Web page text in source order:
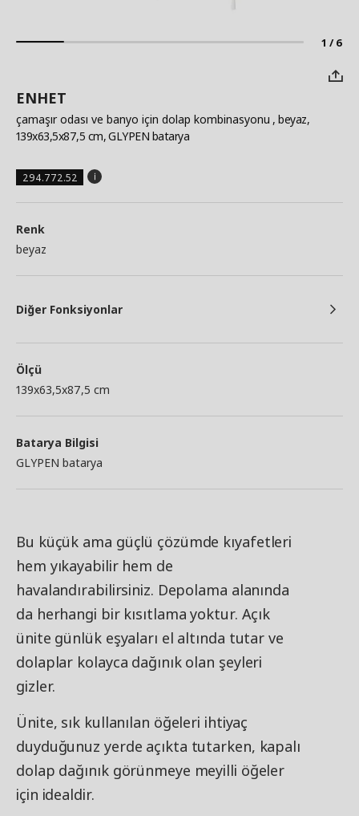
1 / 6
ENHET
çamaşır odası ve banyo için dolap kombinasyonu , beyaz,
139x63,5x87,5 cm, GLYPEN batarya
294.772.52
Renk
beyaz
Diğer Fonksiyonlar
Ölçü
139x63,5x87,5 cm
Batarya Bilgisi
GLYPEN batarya
Bu küçük ama güçlü çözümde kıyafetleri
hem yıkayabilir hem de
havalandırabilirsiniz. Depolama alanında
da herhangi bir kısıtlama yoktur. Açık
ünite günlük eşyaları el altında tutar ve
dolaplar kolayca dağınık olan şeyleri
gizler.
Ünite, sık kullanılan öğeleri ihtiyaç
duyduğunuz yerde açıkta tutarken, kapalı
dolap dağınık görünmeye meyilli öğeler
için idealdir.